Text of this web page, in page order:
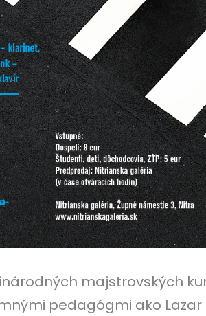
majstrovských
pedagógmi ako Lazar